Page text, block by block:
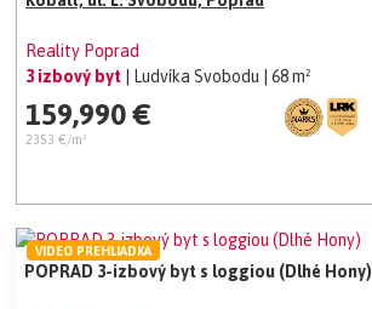
Reality Poprad
3 izbový byt
| Ludvíka Svobodu | 68 m²
159,990 €
2353 €/m²
POPRAD 3-izbový byt s loggiou (Dlhé Hony)
VIDEO PREHLIADKA